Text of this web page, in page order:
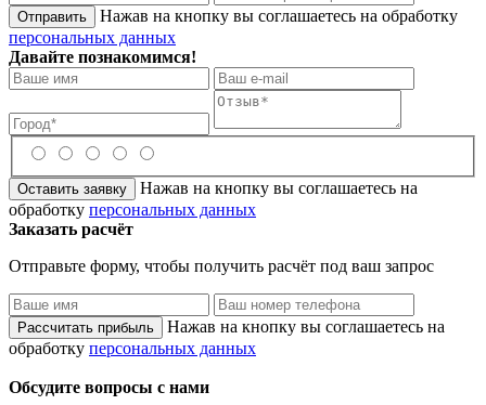
Нажав на кнопку вы соглашаетесь на обработку
персональных данных
Давайте познакомимся!
Нажав на кнопку вы соглашаетесь на
обработку персональных данных
Заказать расчёт
Отправьте форму, чтобы получить расчёт под ваш запрос
Нажав на кнопку вы соглашаетесь на
обработку персональных данных
Обсудите вопросы с нами